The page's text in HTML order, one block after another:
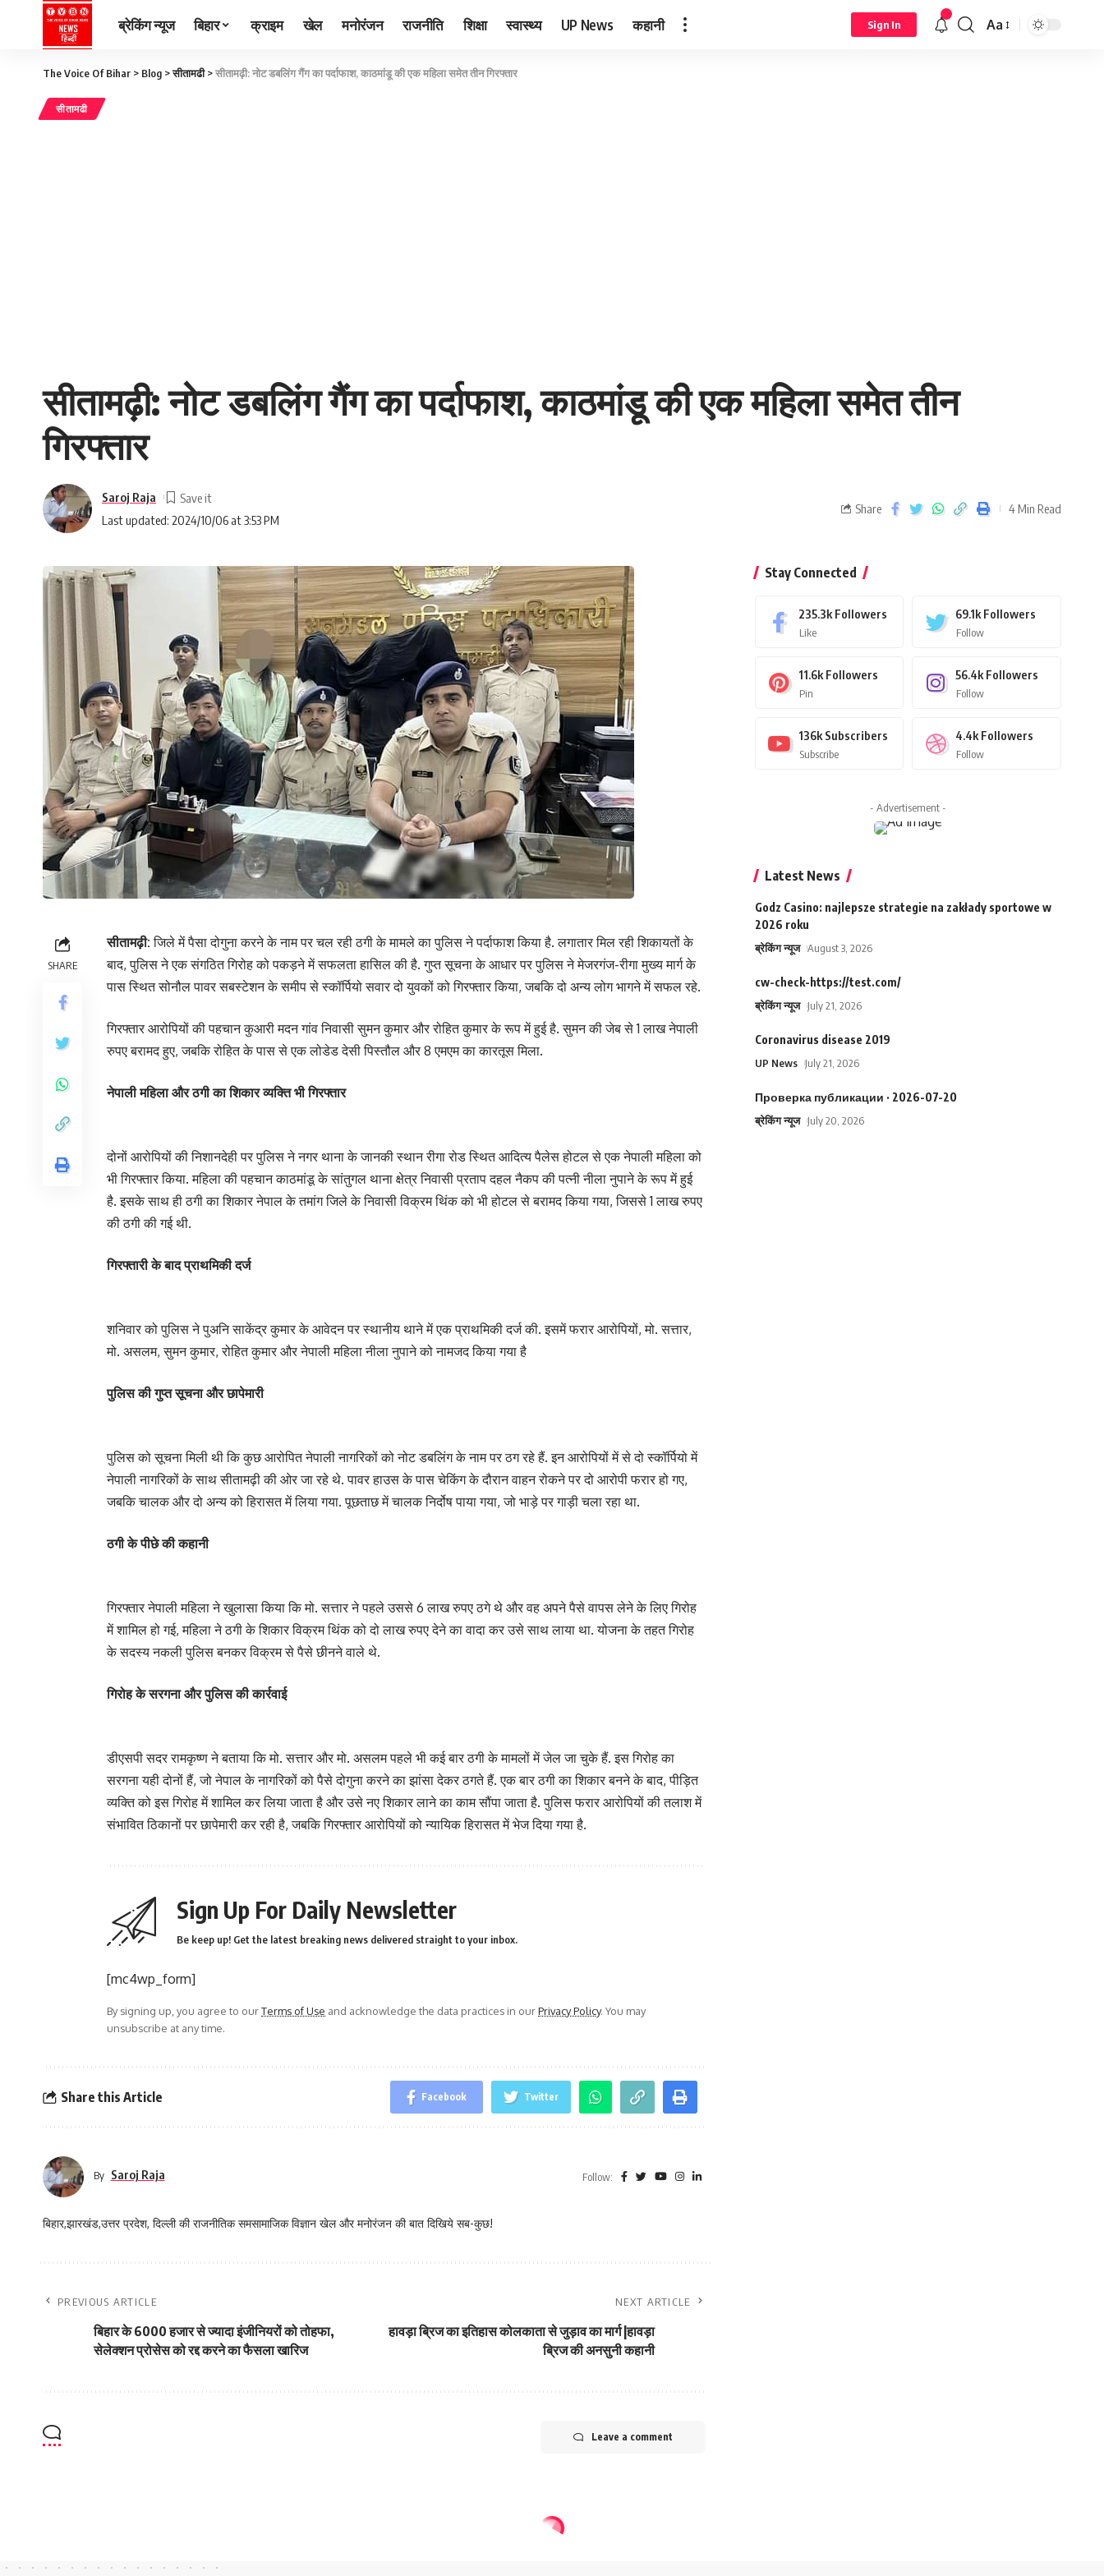
ब्रेकिंग न्यूज बिहार क्राइम खेल मनोरंजन राजनीति शिक्षा स्वास्थ्य UP News कहानी Sign In Aa
The Voice Of Bihar > Blog >सीतामढी>सीतामढ़ी: नोट डबलिंग गैंग का पर्दाफाश, काठमांडू की एक महिला समेत तीन गिरफ्तार
सीतामढी
सीतामढ़ी: नोट डबलिंग गैंग का पर्दाफाश, काठमांडू की एक महिला समेत तीन
गिरफ्तार
Last updated: 2024/10/06 at 3:53 PM
Saroj Raja
Share 4 Min Read
SHARE
सीतामढ़ी: जिले में पैसा दोगुना करने के नाम पर चल रही ठगी के मामले का पुलिस ने पर्दाफाश किया है. लगातार मिल रही शिकायतों के
बाद, पुलिस ने एक संगठित गिरोह को पकड़ने में सफलता हासिल की है. गुप्त सूचना के आधार पर पुलिस ने मेजरगंज-रीगा मुख्य मार्ग के
पास स्थित सोनौल पावर सबस्टेशन के समीप से स्कॉर्पियो सवार दो युवकों को गिरफ्तार किया, जबकि दो अन्य लोग भागने में सफल रहे.
गिरफ्तार आरोपियों की पहचान कुआरी मदन गांव निवासी सुमन कुमार और रोहित कुमार के रूप में हुई है. सुमन की जेब से 1 लाख नेपाली
रुपए बरामद हुए, जबकि रोहित के पास से एक लोडेड देसी पिस्तौल और 8 एमएम का कारतूस मिला.
नेपाली महिला और ठगी का शिकार व्यक्ति भी गिरफ्तार
दोनों आरोपियों की निशानदेही पर पुलिस ने नगर थाना के जानकी स्थान रीगा रोड स्थित आदित्य पैलेस होटल से एक नेपाली महिला को
भी गिरफ्तार किया. महिला की पहचान काठमांडू के सांतुगल थाना क्षेत्र निवासी प्रताप दहल नैकप की पत्नी नीला नुपाने के रूप में हुई
है. इसके साथ ही ठगी का शिकार नेपाल के तमांग जिले के निवासी विक्रम थिंक को भी होटल से बरामद किया गया, जिससे 1 लाख रुपए
की ठगी की गई थी.
गिरफ्तारी के बाद प्राथमिकी दर्ज
शनिवार को पुलिस ने पुअनि साकेंद्र कुमार के आवेदन पर स्थानीय थाने में एक प्राथमिकी दर्ज की. इसमें फरार आरोपियों, मो. सत्तार,
मो. असलम, सुमन कुमार, रोहित कुमार और नेपाली महिला नीला नुपाने को नामजद किया गया है
पुलिस की गुप्त सूचना और छापेमारी
पुलिस को सूचना मिली थी कि कुछ आरोपित नेपाली नागरिकों को नोट डबलिंग के नाम पर ठग रहे हैं. इन आरोपियों में से दो स्कॉर्पियो में
नेपाली नागरिकों के साथ सीतामढ़ी की ओर जा रहे थे. पावर हाउस के पास चेकिंग के दौरान वाहन रोकने पर दो आरोपी फरार हो गए,
जबकि चालक और दो अन्य को हिरासत में लिया गया. पूछताछ में चालक निर्दोष पाया गया, जो भाड़े पर गाड़ी चला रहा था.
ठगी के पीछे की कहानी
गिरफ्तार नेपाली महिला ने खुलासा किया कि मो. सत्तार ने पहले उससे 6 लाख रुपए ठगे थे और वह अपने पैसे वापस लेने के लिए गिरोह
में शामिल हो गई, महिला ने ठगी के शिकार विक्रम थिंक को दो लाख रुपए देने का वादा कर उसे साथ लाया था. योजना के तहत गिरोह
के सदस्य नकली पुलिस बनकर विक्रम से पैसे छीनने वाले थे.
गिरोह के सरगना और पुलिस की कार्रवाई
डीएसपी सदर रामकृष्ण ने बताया कि मो. सत्तार और मो. असलम पहले भी कई बार ठगी के मामलों में जेल जा चुके हैं. इस गिरोह का
सरगना यही दोनों हैं, जो नेपाल के नागरिकों को पैसे दोगुना करने का झांसा देकर ठगते हैं. एक बार ठगी का शिकार बनने के बाद, पीड़ित
व्यक्ति को इस गिरोह में शामिल कर लिया जाता है और उसे नए शिकार लाने का काम सौंपा जाता है. पुलिस फरार आरोपियों की तलाश में
संभावित ठिकानों पर छापेमारी कर रही है, जबकि गिरफ्तार आरोपियों को न्यायिक हिरासत में भेज दिया गया है.
Sign Up For Daily Newsletter
Be keep up! Get the latest breaking news delivered straight to your inbox.
[mc4wp_form]
By signing up, you agree to ourTerms of Use and acknowledge the data practices in ourPrivacy Policy. You may
unsubscribe at any time.
Share this Article Facebook Twitter
By Saroj Raja Follow:
बिहार,झारखंड,उत्तर प्रदेश, दिल्ली की राजनीतिक समसामाजिक विज्ञान खेल और मनोरंजन की बात दिखिये सब-कुछ!
PREVIOUS ARTICLE
बिहार के 6000 हजार से ज्‍यादा इंजीनियरों को तोहफा,
सेलेक्‍शन प्रोसेस को रद्द करने का फैसला खारिज
NEXT ARTICLE
हावड़ा ब्रिज का इतिहास कोलकाता से जुड़ाव का मार्ग |हावड़ा
ब्रिज की अनसुनी कहानी
Leave a comment
Stay Connected
235.3k Followers
Like
69.1k Followers
Follow
11.6k Followers
Pin
56.4k Followers
Follow
136k Subscribers
Subscribe
4.4k Followers
Follow
- Advertisement -
Latest News
Godz Casino: najlepsze strategie na zakłady sportowe w
2026 roku
ब्रेकिंग न्यूज August 3, 2026
cw-check-https://test.com/
ब्रेकिंग न्यूज July 21, 2026
Coronavirus disease 2019
UP News July 21, 2026
Проверка публикации · 2026-07-20
ब्रेकिंग न्यूज July 20, 2026